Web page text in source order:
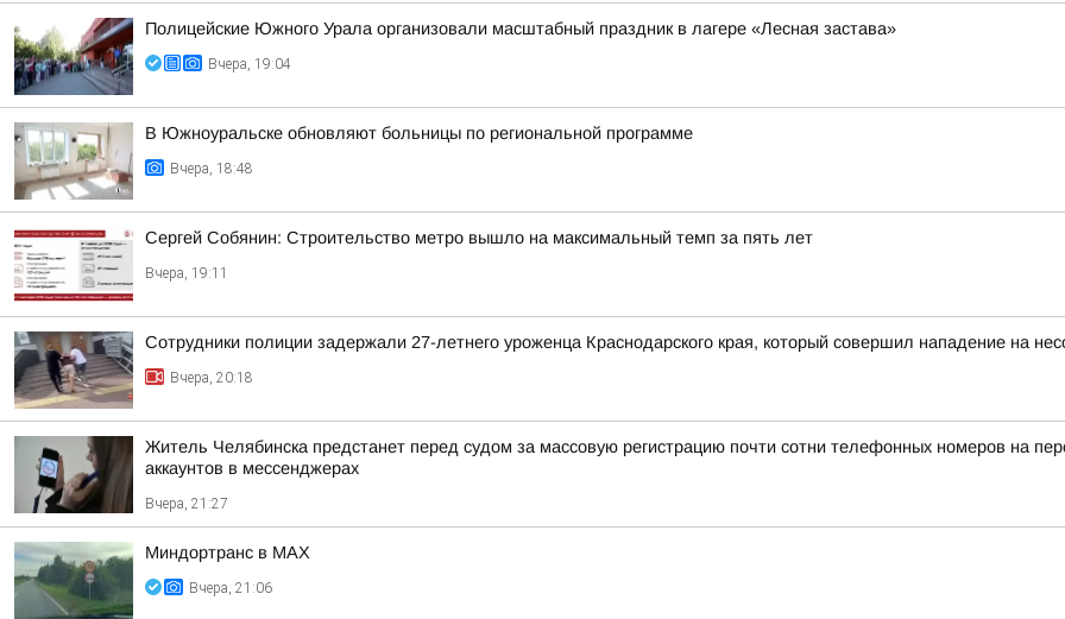
Полицейские Южного Урала организовали масштабный праздник в лагере «Лесная застава»
Вчера, 19:04
В Южноуральске обновляют больницы по региональной программе
Вчера, 18:48
Сергей Собянин: Строительство метро вышло на максимальный темп за пять лет
Вчера, 19:11
Сотрудники полиции задержали 27-летнего уроженца Краснодарского края, который совершил нападение на
Вчера, 20:18
Житель Челябинска предстанет перед судом за массовую регистрацию почти сотни телефонных номеров на
аккаунтов в мессенджерах
Вчера, 21:27
Миндортранс в MAX
Вчера, 21:06